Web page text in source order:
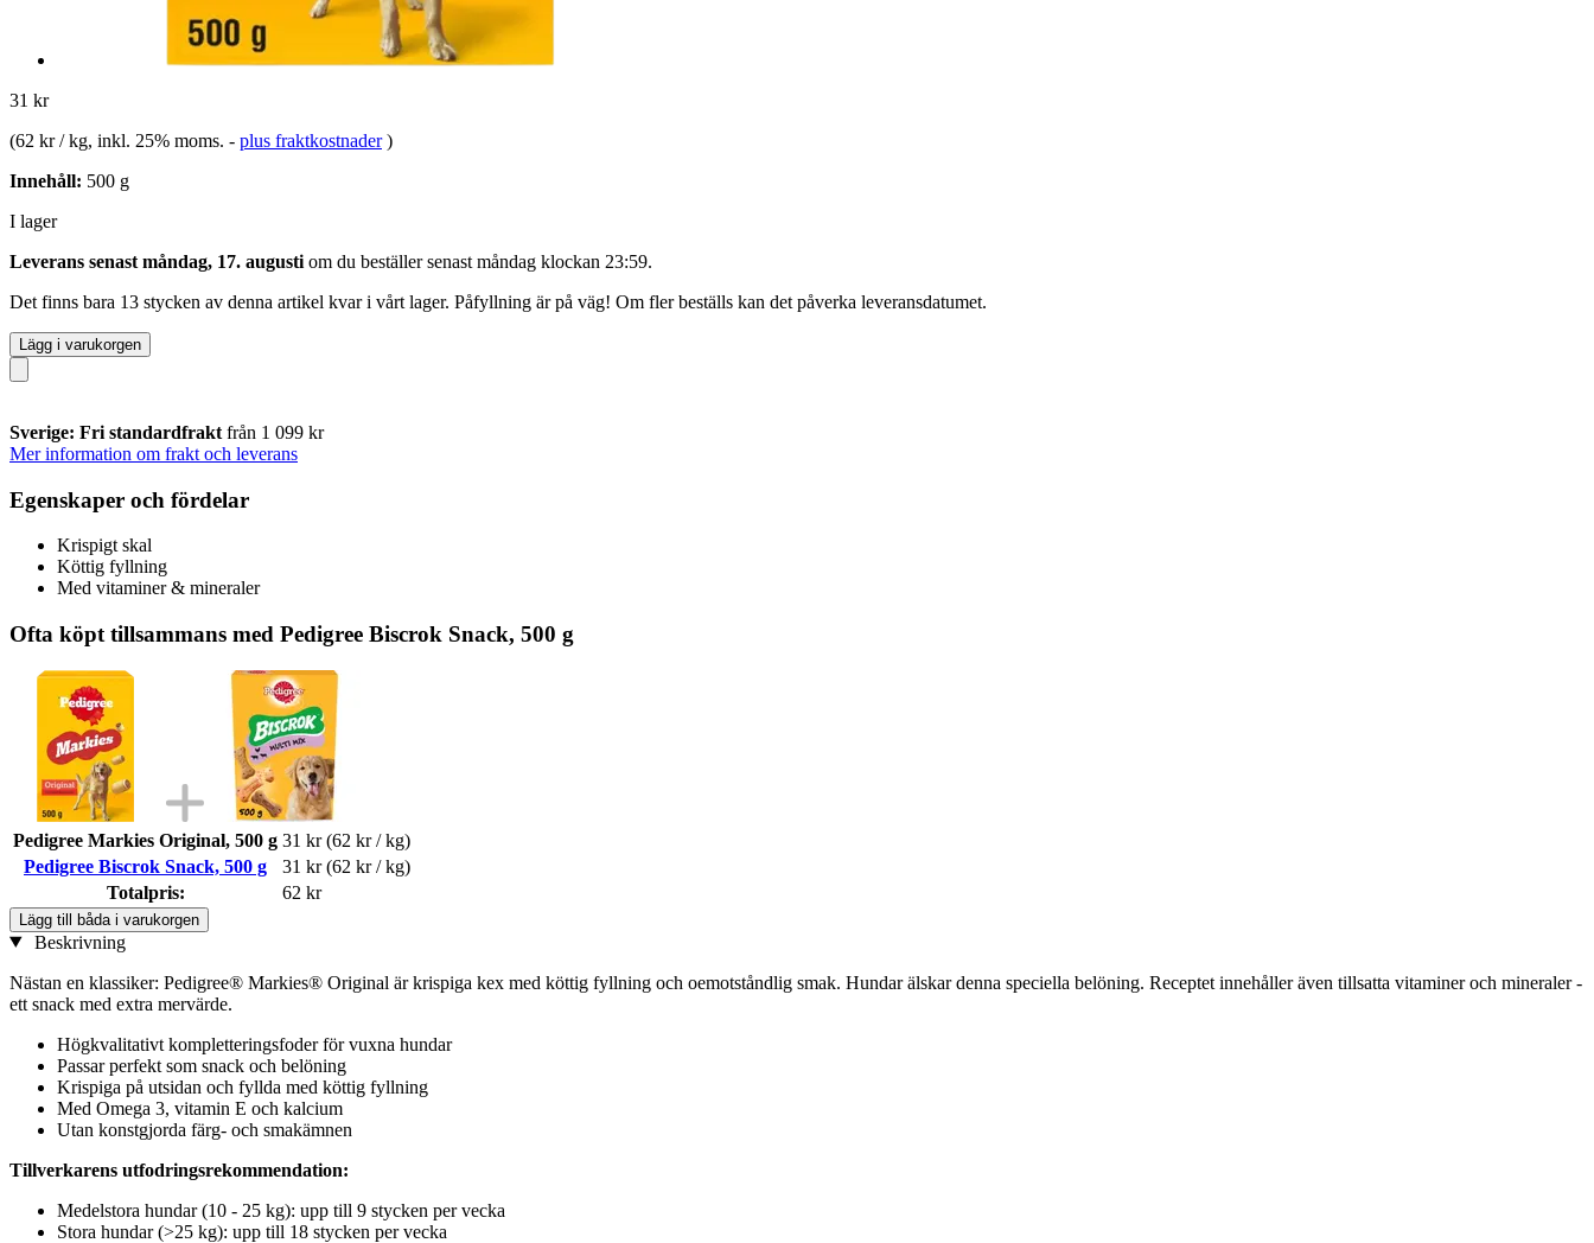
31 kr
(62 kr / kg, inkl. 25% moms. - plus fraktkostnader )
Innehåll: 500 g
I lager
Leverans senast måndag, 17. augusti om du beställer senast måndag klockan 23:59.
Det finns bara 13 stycken av denna artikel kvar i vårt lager. Påfyllning är på väg! Om fler beställs kan det påverka leveransdatumet.
Lägg i varukorgen
Sverige: Fri standardfrakt från 1 099 kr
Mer information om frakt och leverans
Egenskaper och fördelar
Krispigt skal
Köttig fyllning
Med vitaminer & mineraler
Ofta köpt tillsammans med Pedigree Biscrok Snack, 500 g
Pedigree Markies Original, 500 g 31 kr (62 kr / kg)
Pedigree Biscrok Snack, 500 g
31 kr (62 kr / kg)
Totalpris:
62 kr
Lägg till båda i varukorgen
Beskrivning
Nästan en klassiker: Pedigree® Markies® Original är krispiga kex med köttig fyllning och oemotståndlig smak. Hundar älskar denna speciella belöning. Receptet innehåller även tillsatta vitaminer och mineraler -
ett snack med extra mervärde.
Högkvalitativt kompletteringsfoder för vuxna hundar
Passar perfekt som snack och belöning
Krispiga på utsidan och fyllda med köttig fyllning
Med Omega 3, vitamin E och kalcium
Utan konstgjorda färg- och smakämnen
Tillverkarens utfodringsrekommendation:
Medelstora hundar (10 - 25 kg): upp till 9 stycken per vecka
Stora hundar (>25 kg): upp till 18 stycken per vecka